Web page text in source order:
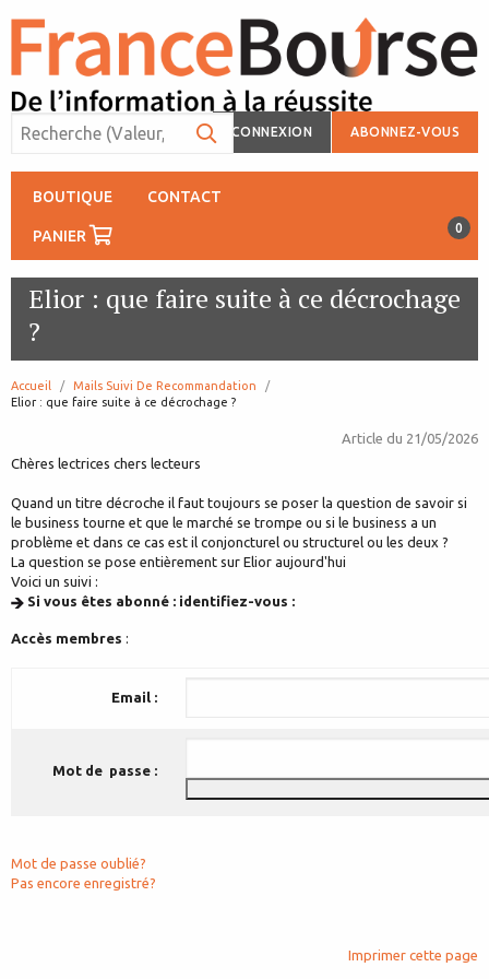
CONNEXION ABONNEZ-VOUS
BOUTIQUE CONTACT
PANIER 0
Elior : que faire suite à ce décrochage
?
Accueil
Mails Suivi De Recommandation
page:
Elior : que faire suite à ce décrochage ?
Article du 21/05/2026
Chères lectrices chers lecteurs
Quand un titre décroche il faut toujours se poser la question de savoir si
le business tourne et que le marché se trompe ou si le business a un
problème et dans ce cas est il conjoncturel ou structurel ou les deux ?
La question se pose entièrement sur Elior aujourd'hui
Voici un suivi :
Si vous êtes abonné : identifiez-vous :
Accès membres :
Email :
Mot de passe :
Mot de passe oublié?
Pas encore enregistré?
Imprimer cette page